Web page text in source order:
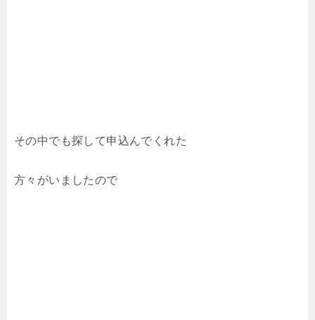
その中でも探して申込んでくれた
方々がいましたので